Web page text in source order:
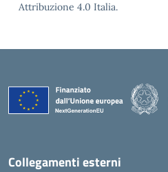
Attribuzione 4.0 Italia.
Collegamenti esterni